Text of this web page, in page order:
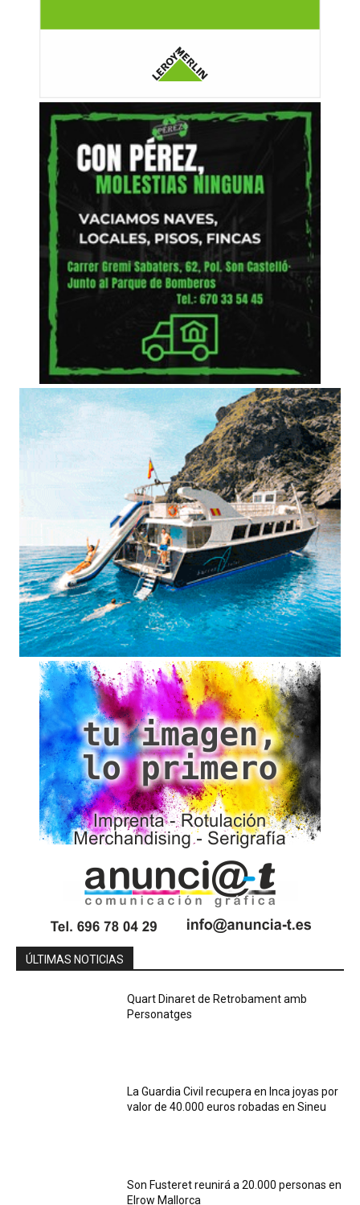
ÚLTIMAS NOTICIAS
Quart Dinaret de Retrobament amb
Personatges
La Guardia Civil recupera en Inca joyas por
valor de 40.000 euros robadas en Sineu
Son Fusteret reunirá a 20.000 personas en
Elrow Mallorca